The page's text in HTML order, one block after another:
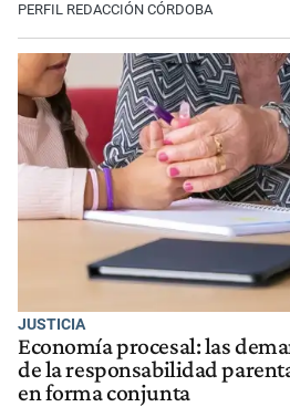
PERFIL REDACCIÓN CÓRDOBA
JUSTICIA
Economía procesal: las
de la responsabilidad
en forma conjunta